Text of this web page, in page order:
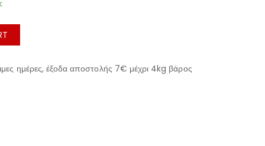
ημέρες, έξοδα αποστολής 7€ μέχρι 4kg βάρος